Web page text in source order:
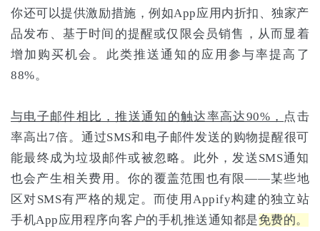
你还可以提供激励措施，例如App应用内折扣、独家产
品发布、基于时间的提醒或仅限会员销售，从而显着
增加购买机会。此类推送通知的应用参与率提高了
88%。
与电子邮件相比，推送通知的触达率高达90%， 点击
率高出7倍。通过SMS和电子邮件发送的购物提醒很可
能最终成为垃圾邮件或被忽略。此外，发送SMS通知
也会产生相关费用。你的覆盖范围也有限——某些地
区对SMS有严格的规定。而使用Appify构建的独立站
手机App应用程序向客户的手机推送通知都是免费的。